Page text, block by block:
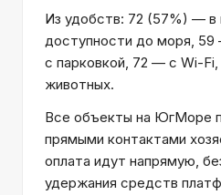
Из удобств: 72 (57%) — в
доступности до моря,
с парковкой, 72 — с Wi-
животных.
Все объекты на ЮгМоре
прямыми контактами
оплата идут напрямую,
удержания средств